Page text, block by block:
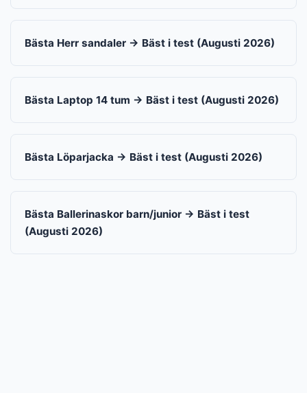
Bästa Herr sandaler → Bäst i test (Augusti 2026)
Bästa Laptop 14 tum → Bäst i test (Augusti 2026)
Bästa Löparjacka → Bäst i test (Augusti 2026)
Bästa Ballerinaskor barn/junior → Bäst i test
(Augusti 2026)